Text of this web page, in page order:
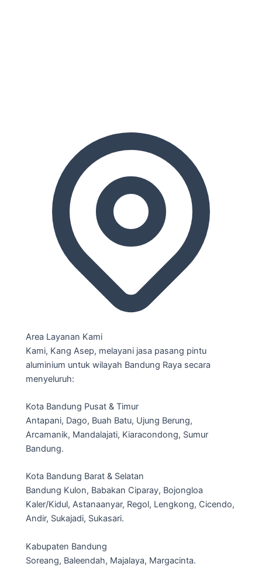
Area Layanan Kami
Kami, Kang Asep, melayani jasa pasang pintu
aluminium untuk wilayah Bandung Raya secara
menyeluruh:
Kota Bandung Pusat & Timur
Antapani, Dago, Buah Batu, Ujung Berung,
Arcamanik, Mandalajati, Kiaracondong, Sumur
Bandung.
Kota Bandung Barat & Selatan
Bandung Kulon, Babakan Ciparay, Bojongloa
Kaler/Kidul, Astanaanyar, Regol, Lengkong, Cicendo,
Andir, Sukajadi, Sukasari.
Kabupaten Bandung
Soreang, Baleendah, Majalaya, Margacinta.